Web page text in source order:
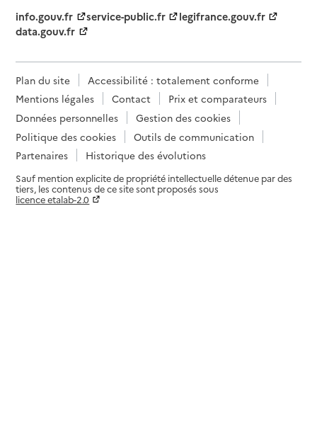
info.gouv.fr
service-public.fr
legifrance.gouv.fr
data.gouv.fr
Plan du site
Accessibilité : totalement conforme
Mentions légales
Contact
Prix et comparateurs
Données personnelles
Gestion des cookies
Politique des cookies
Outils de communication
Partenaires
Historique des évolutions
Sauf mention explicite de propriété intellectuelle détenue par des
tiers, les contenus de ce site sont proposés sous
licence etalab-2.0